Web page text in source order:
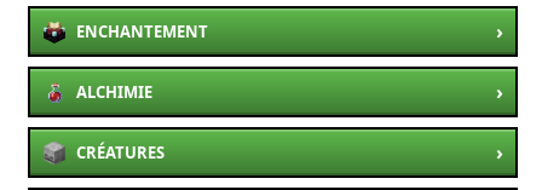
ENCHANTEMENT ›
ALCHIMIE ›
CRÉATURES ›